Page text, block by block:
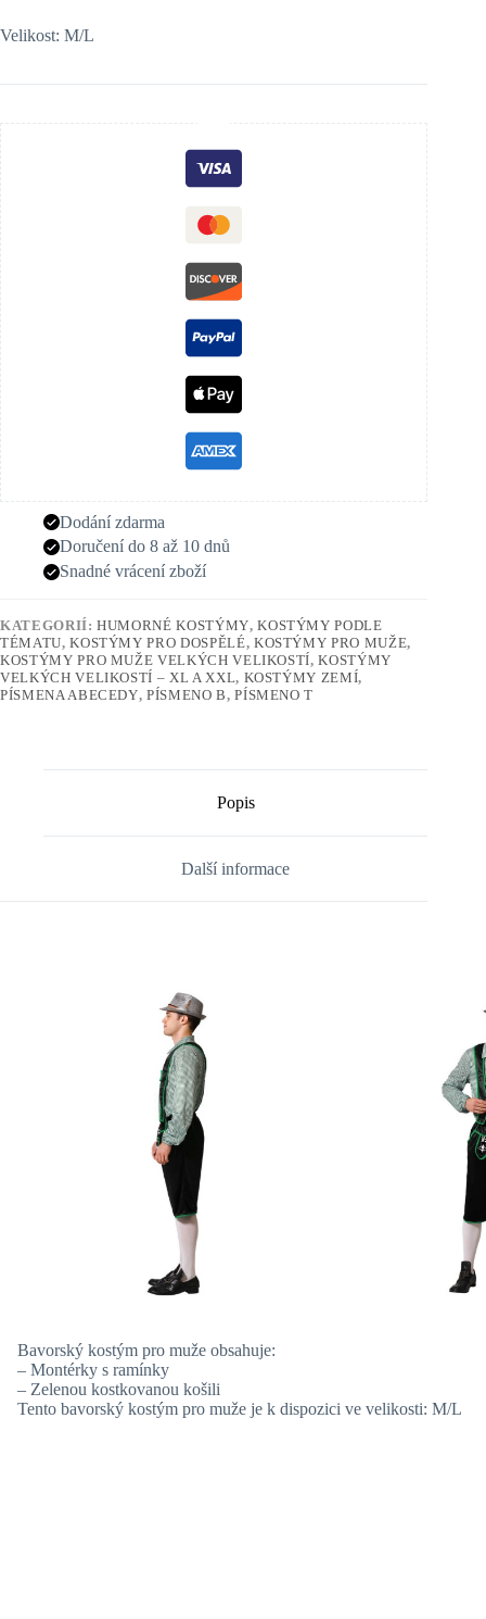
Velikost: M/L
Dodání zdarma
Doručení do 8 až 10 dnů
Snadné vrácení zboží
KATEGORIÍ:HUMORNÉ KOSTÝMY,KOSTÝMY PODLE
TÉMATU,KOSTÝMY PRO DOSPĚLÉ, KOSTÝMY PRO MUŽE,
KOSTÝMY PRO MUŽE VELKÝCH VELIKOSTÍ,KOSTÝMY
VELKÝCH VELIKOSTÍ – XL A XXL, KOSTÝMY ZEMÍ,
PÍSMENA ABECEDY,PÍSMENO B,PÍSMENO T
Popis
Další informace
Bavorský kostým pro muže obsahuje:
– Montérky s ramínky
– Zelenou kostkovanou košili
Tento bavorský kostým pro muže je k dispozici ve velikosti: M/L